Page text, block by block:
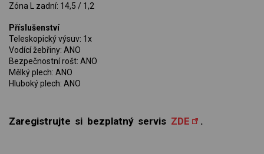
Zóna L zadní: 14,5 / 1,2
Příslušenství
Teleskopický výsuv: 1x
Vodící žebřiny: ANO
Bezpečnostní rošt: ANO
Mělký plech: ANO
Hluboký plech: ANO
Zaregistrujte si bezplatný servis ZDE .